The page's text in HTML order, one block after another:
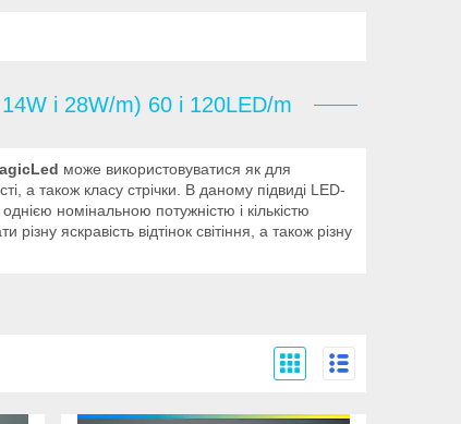
і 28W/m) 60 і 120LED/m
може використовуватися як для
а також класу стрічки. В даному підвиді LED-
однією номінальною потужністю і кількістю
яскравість відтінок світіння, а також різну